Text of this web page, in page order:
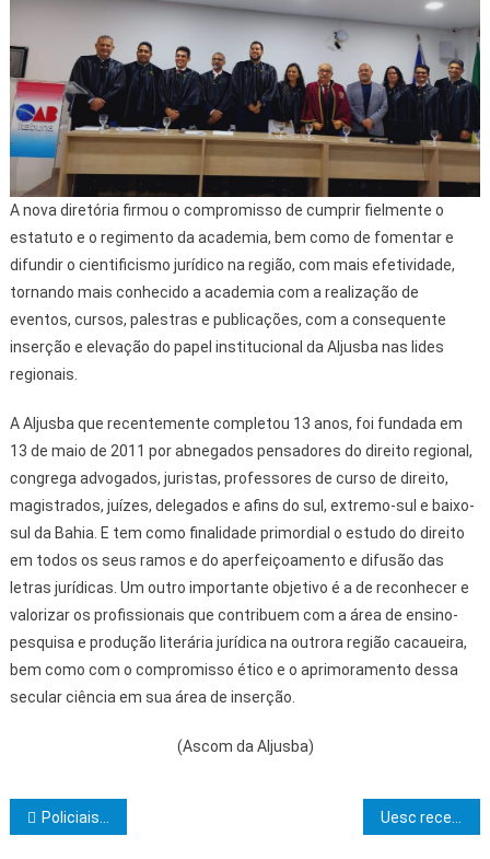
A nova diretória firmou o compromisso de cumprir fielmente o
estatuto e o regimento da academia, bem como de fomentar e
difundir o cientificismo jurídico na região, com mais efetividade,
tornando mais conhecido a academia com a realização de
eventos, cursos, palestras e publicações, com a consequente
inserção e elevação do papel institucional da Aljusba nas lides
regionais.
A Aljusba que recentemente completou 13 anos, foi fundada em
13 de maio de 2011 por abnegados pensadores do direito regional,
congrega advogados, juristas, professores de curso de direito,
magistrados, juízes, delegados e afins do sul, extremo-sul e baixo-
sul da Bahia. E tem como finalidade primordial o estudo do direito
em todos os seus ramos e do aperfeiçoamento e difusão das
letras jurídicas. Um outro importante objetivo é a de reconhecer e
valorizar os profissionais que contribuem com a área de ensino-
pesquisa e produção literária jurídica na outrora região cacaueira,
bem como com o compromisso ético e o aprimoramento dessa
secular ciência em sua área de inserção.
(Ascom da Aljusba)
Navegação de Post
Policiais Militares da Bahia recebem formação em Direitos Humanos para qualificar atuação nos festejos juninos Uesc recebe a visita do Professor PhD David Junker